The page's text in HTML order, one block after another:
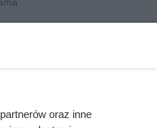
i przybici do krzyża
koniec uczniów
oraz inne